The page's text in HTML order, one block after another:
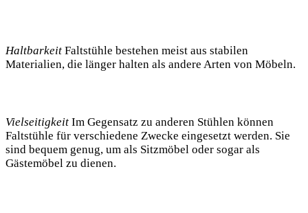
Haltbarkeit ‌Faltstühle ⁢bestehen meist aus stabilen
Materialien, die länger halten als andere Arten von Möbeln.
Vielseitigkeit Im Gegensatz ⁤zu anderen Stühlen können
Faltstühle für verschiedene Zwecke⁢ eingesetzt ‍werden. Sie
⁢sind bequem genug, um als Sitzmöbel⁣ oder‍ sogar als
Gästemöbel zu dienen.